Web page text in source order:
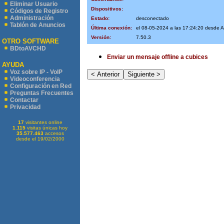
Eliminar Usuario
Códigos de Registro
Administración
Tablón de Anuncios
OTRO SOFTWARE
BDtoAVCHD
AYUDA
Voz sobre IP - VoIP
Videoconferencia
Configuración en Red
Preguntas Frecuentes
Contactar
Privacidad
17visitantes online
1.115 visitas únicas hoy
35.577.463 accesos
desde el 19/02/2000
Dispositivos:
Estado:
desconectado
Última conexión:
el 08-05-2024 a las 17:24:20 desde
Versión:
7.50.3
Enviar un mensaje offline a cubices